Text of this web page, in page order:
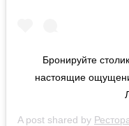
Бронируйте
настоящие
A post shared by